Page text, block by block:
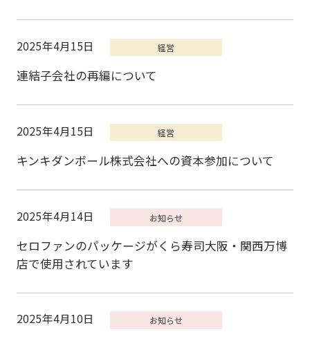
2025年4月15日
連結子会社の再編について
2025年4月15日
キンキダンボール株式会社への資本参加について
2025年4月14日
セロファンのパッケージがくら寿司大阪・関西万博
店で使用されています
2025年4月10日